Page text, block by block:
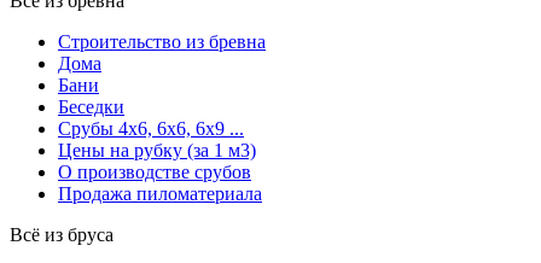
Строительство из бревна
Дома
Бани
Беседки
Срубы 4х6, 6х6, 6х9 ...
Цены на рубку (за 1 м3)
О производстве срубов
Продажа пиломатериала
Всё из бруса